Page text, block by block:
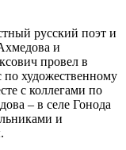
русский поэт и
и
провел в
по художественному
с коллегами по
– в селе Гонода
и